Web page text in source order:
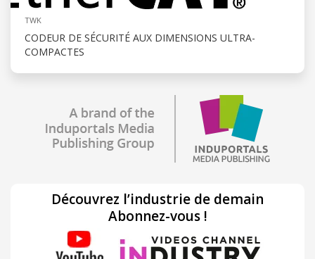
TWK
CODEUR DE SÉCURITÉ AUX DIMENSIONS ULTRA-
COMPACTES
Découvrez l’industrie de demain
Abonnez-vous !